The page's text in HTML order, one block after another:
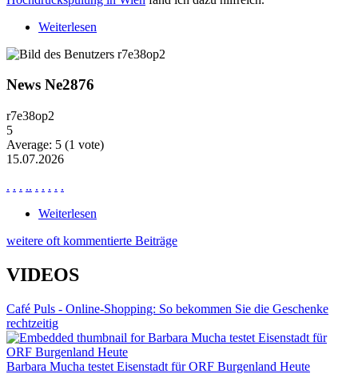
Weiterlesen
News Ne2876
r7e38op2
5
Average: 5 (1 vote)
15.07.2026
. . . .. . . . . .
Weiterlesen
weitere oft kommentierte Beiträge
VIDEOS
Café Puls - Online-Shopping: So bekommen Sie die Geschenke
rechtzeitig
Barbara Mucha testet Eisenstadt für ORF Burgenland Heute